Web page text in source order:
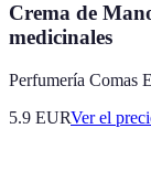
Crema de
medicinales
Perfumería Comas
5.9 EURVer el